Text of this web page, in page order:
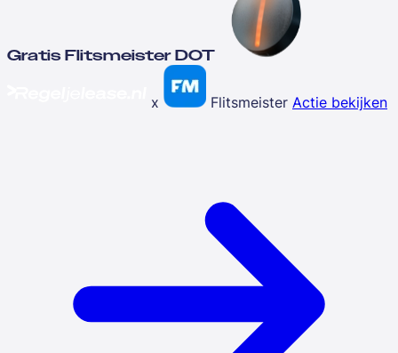
Gratis Flitsmeister DOT
x Flitsmeister Actie bekijken